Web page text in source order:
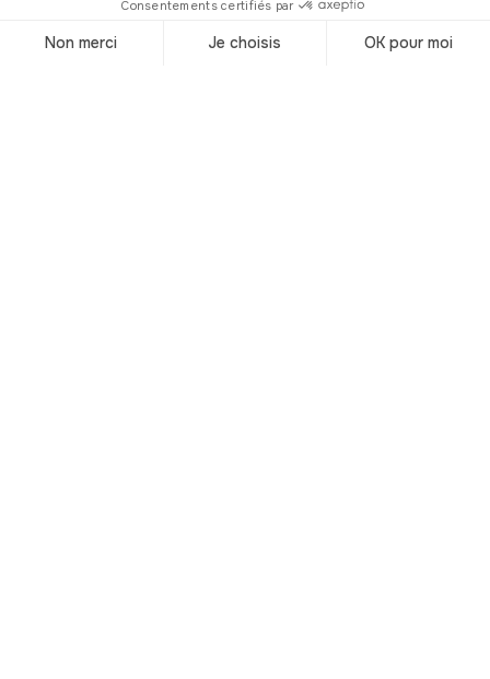
l'hémisphère sud) où l’humidité rend